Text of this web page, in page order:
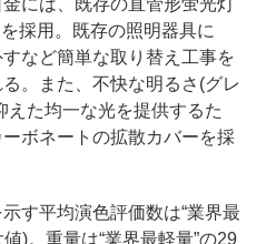
採用。既存の照明器具に
など簡単な取り替え工事を
。また、不快な明るさ(グレ
えた均一な光を提供するた
ボネートの拡散カバーを採
す平均演色評価数は“業界最
)。重量は“業界最軽量”の29